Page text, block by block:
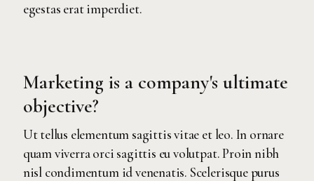
egestas erat imperdiet.
Marketing is a company's ultimate
objective?
Ut tellus elementum sagittis vitae et leo. In ornare
quam viverra orci sagittis eu volutpat. Proin nibh
nisl condimentum id venenatis. Scelerisque purus